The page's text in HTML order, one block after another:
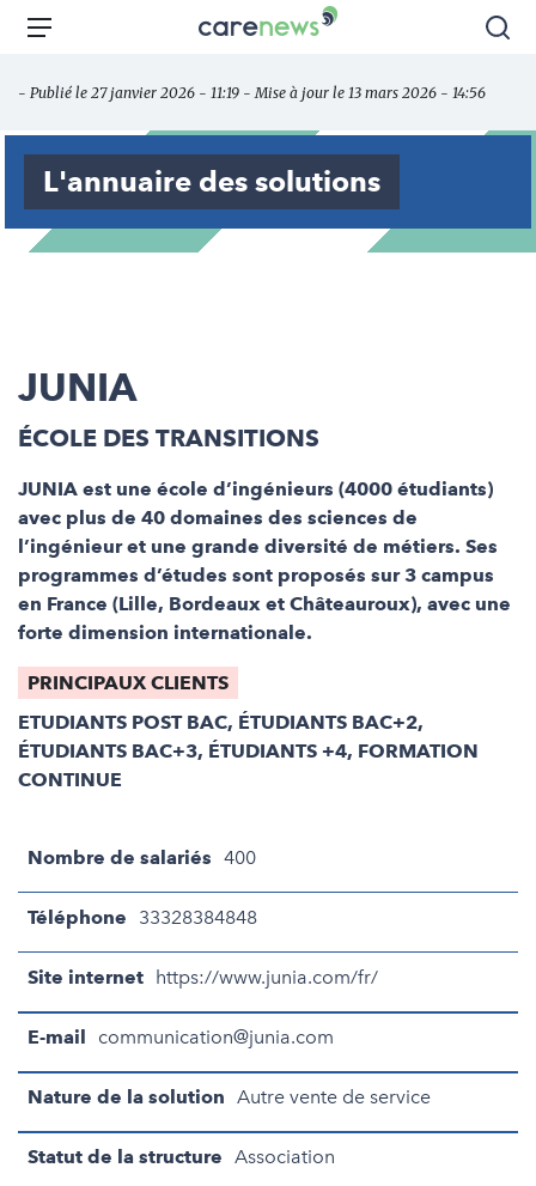
Aller
principal
Carenews,
des
acteurs
l'engagement
Menu
- Publié le 27 janvier 2026 - 11:19 - Mise à jour le 13 mars 2026 - 14:56
L'annuaire des solutions
JUNIA
ÉCOLE DES TRANSITIONS
JUNIA est une école d’ingénieurs (4000 étudiants)
avec plus de 40 domaines des sciences de
l’ingénieur et une grande diversité de métiers. Ses
programmes d’études sont proposés sur 3 campus
en France (Lille, Bordeaux et Châteauroux), avec une
forte dimension internationale.
PRINCIPAUX CLIENTS
ETUDIANTS POST BAC, ÉTUDIANTS BAC+2,
ÉTUDIANTS BAC+3, ÉTUDIANTS +4, FORMATION
CONTINUE
Nombre de salariés 400
Téléphone 33328384848
Site internet https://www.junia.com/fr/
E-mail communication@junia.com
Nature de la solution Autre vente de service
Statut de la structure Association